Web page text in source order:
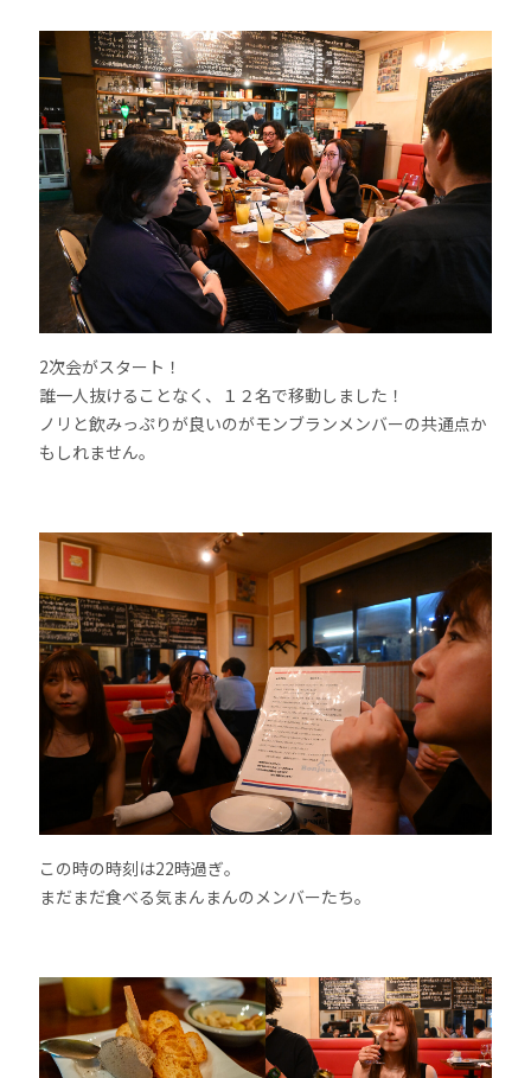
2次会がスタート！
誰一人抜けることなく、１２名で移動しました！
ノリと飲みっぷりが良いのがモンブランメンバーの共通点か
もしれません。
この時の時刻は22時過ぎ。
まだまだ食べる気まんまんのメンバーたち。